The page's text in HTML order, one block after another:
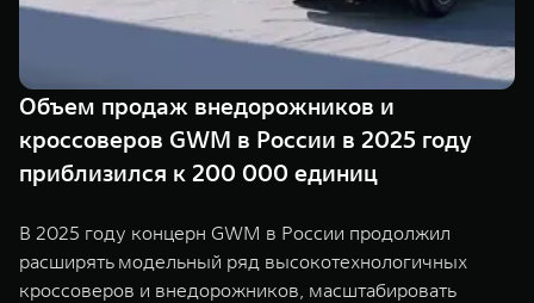
Объем продаж внедорожников и
кроссоверов GWM в России в 2025 году
приблизился к 200 000 единиц
В 2025 году концерн GWM в России продолжил
расширять модельный ряд высокотехнологичных
кроссоверов и внедорожников, масштабировать